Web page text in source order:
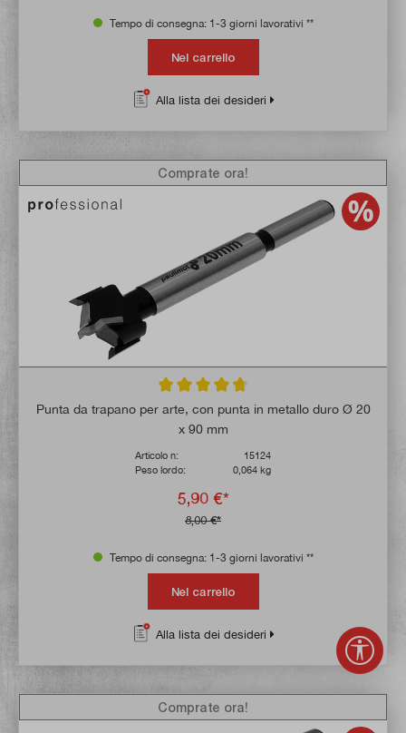
Tempo di consegna: 1-3 giorni lavorativi **
Nel carrello
Alla lista dei desideri
Valutazione media di 4.8 su 5 stelle
Punta da trapano per arte, con punta in metallo duro Ø 20
x 90 mm
Articolo n:
15124
Peso lordo:
0,064 kg
5,90 €*
8,00 €*
Comprate ora!
Tempo di consegna: 1-3 giorni lavorativi **
Nel carrello
Alla lista dei desideri
Comprate ora!